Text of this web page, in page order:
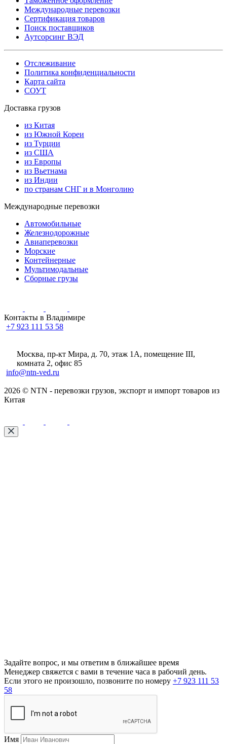
Международные перевозки
Сертификация товаров
Поиск поставщиков
Аутсорсинг ВЭД
Отслеживание
Политика конфиденциальности
Карта сайта
СОУТ
Доставка грузов
из Китая
из Южной Кореи
из Турции
из США
из Европы
из Вьетнама
из Индии
по странам СНГ и в Монголию
Международные перевозки
Автомобильные
Железнодорожные
Авиаперевозки
Морские
Контейнерные
Мультимодальные
Сборные грузы
Контакты в Владимире
+7 923 111 53 58
Москва, пр-кт Мира, д. 70, этаж 1А, помещение III,
комната 2, офис 85
info@ntn-ved.ru
2026 © NTN - перевозки грузов, экспорт и импорт товаров из
Китая
Задайте вопрос, и мы ответим в ближайшее время
Менеджер свяжется с вами в течение часа в рабочий день.
Если этого не произошло, позвоните по номеру +7 923 111 53
58
Имя